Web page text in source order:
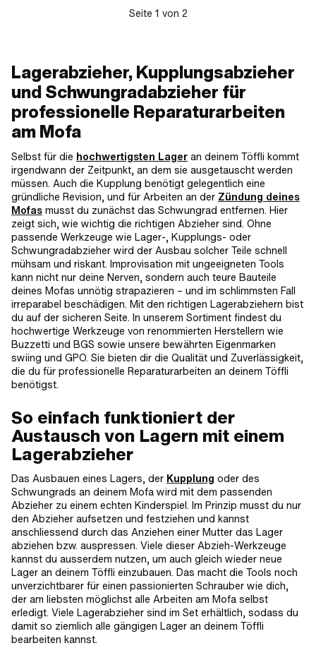
Seite 1 von 2
Lagerabzieher, Kupplungsabzieher
und Schwungradabzieher für
professionelle Reparaturarbeiten
am Mofa
Selbst für die hochwertigsten Lager an deinem Töffli kommt
irgendwann der Zeitpunkt, an dem sie ausgetauscht werden
müssen. Auch die Kupplung benötigt gelegentlich eine
gründliche Revision, und für Arbeiten an der Zündung deines
Mofas musst du zunächst das Schwungrad entfernen. Hier
zeigt sich, wie wichtig die richtigen Abzieher sind. Ohne
passende Werkzeuge wie Lager-, Kupplungs- oder
Schwungradabzieher wird der Ausbau solcher Teile schnell
mühsam und riskant. Improvisation mit ungeeigneten Tools
kann nicht nur deine Nerven, sondern auch teure Bauteile
deines Mofas unnötig strapazieren – und im schlimmsten Fall
irreparabel beschädigen. Mit den richtigen Lagerabziehern bist
du auf der sicheren Seite. In unserem Sortiment findest du
hochwertige Werkzeuge von renommierten Herstellern wie
Buzzetti und BGS sowie unsere bewährten Eigenmarken
swiing und GPO. Sie bieten dir die Qualität und Zuverlässigkeit,
die du für professionelle Reparaturarbeiten an deinem Töffli
benötigst.
So einfach funktioniert der
Austausch von Lagern mit einem
Lagerabzieher
Das Ausbauen eines Lagers, der Kupplung oder des
Schwungrads an deinem Mofa wird mit dem passenden
Abzieher zu einem echten Kinderspiel. Im Prinzip musst du nur
den Abzieher aufsetzen und festziehen und kannst
anschliessend durch das Anziehen einer Mutter das Lager
abziehen bzw. auspressen. Viele dieser Abzieh-Werkzeuge
kannst du ausserdem nutzen, um auch gleich wieder neue
Lager an deinem Töffli einzubauen. Das macht die Tools noch
unverzichtbarer für einen passionierten Schrauber wie dich,
der am liebsten möglichst alle Arbeiten am Mofa selbst
erledigt. Viele Lagerabzieher sind im Set erhältlich, sodass du
damit so ziemlich alle gängigen Lager an deinem Töffli
bearbeiten kannst.